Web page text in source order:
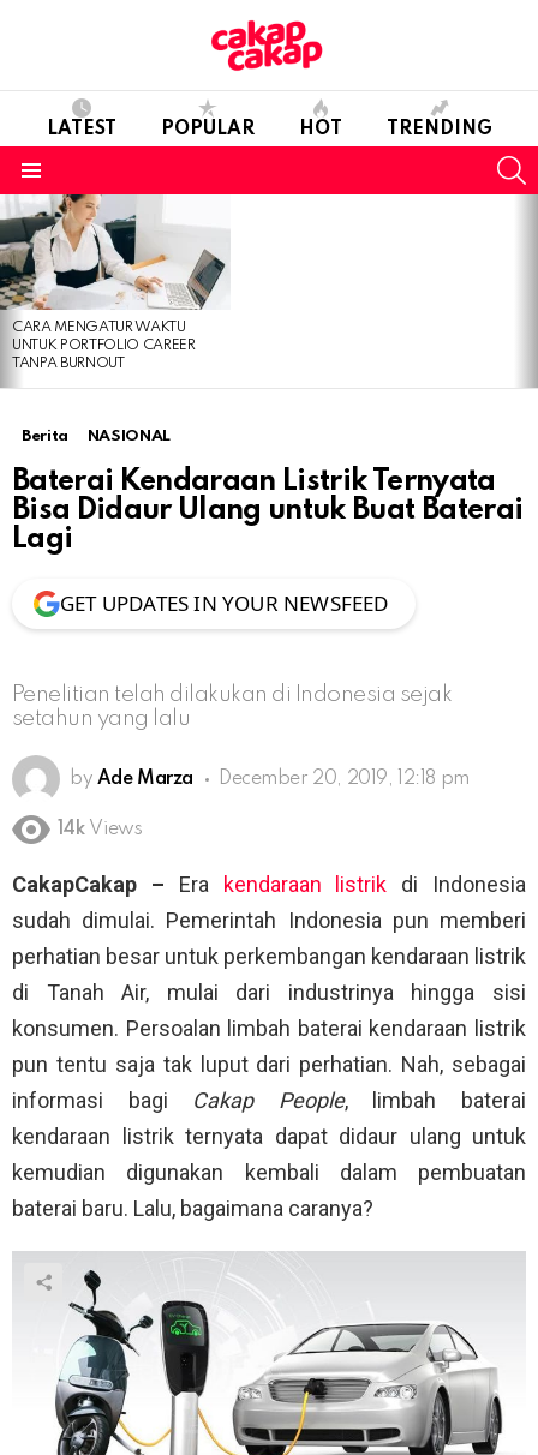
LATEST POPULAR HOT TRENDING
LATEST
STORIES
CARA MENGATUR WAKTU
UNTUK PORTFOLIO CAREER
TANPA BURNOUT
Berita NASIONAL
Baterai Kendaraan Listrik Ternyata
Bisa Didaur Ulang untuk Buat Baterai
Lagi
GET UPDATES IN YOUR NEWSFEED
Penelitian telah dilakukan di Indonesia sejak
setahun yang lalu
by Ade Marza December 20, 2019, 12:18 pm
14k Views
CakapCakap – Era kendaraan listrik di Indonesia
sudah dimulai. Pemerintah Indonesia pun memberi
perhatian besar untuk perkembangan kendaraan listrik
di Tanah Air, mulai dari industrinya hingga sisi
konsumen. Persoalan limbah baterai kendaraan listrik
pun tentu saja tak luput dari perhatian. Nah, sebagai
informasi bagi Cakap People, limbah baterai
kendaraan listrik ternyata dapat didaur ulang untuk
kemudian digunakan kembali dalam pembuatan
baterai baru. Lalu, bagaimana caranya?